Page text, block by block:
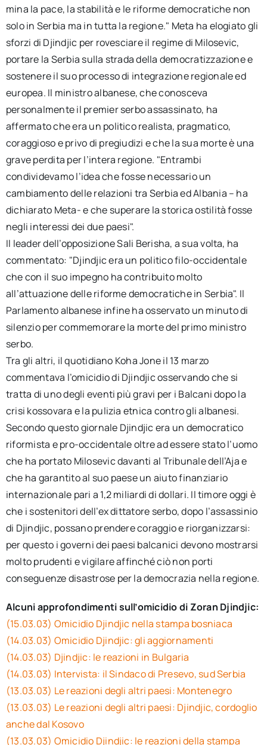
mina la pace, la stabilità e le riforme democratiche non
solo in Serbia ma in tutta la regione." Meta ha elogiato gli
sforzi di Djindjic per rovesciare il regime di Milosevic,
portare la Serbia sulla strada della democratizzazione e
sostenere il suo processo di integrazione regionale ed
europea. Il ministro albanese, che conosceva
personalmente il premier serbo assassinato, ha
affermato che era un politico realista, pragmatico,
coraggioso e privo di pregiudizi e che la sua morte è una
grave perdita per l’intera regione. "Entrambi
condividevamo l’idea che fosse necessario un
cambiamento delle relazioni tra Serbia ed Albania – ha
dichiarato Meta- e che superare la storica ostilità fosse
negli interessi dei due paesi".
Il leader dell’opposizione Sali Berisha, a sua volta, ha
commentato: "Djindjic era un politico filo-occidentale
che con il suo impegno ha contribuito molto
all’attuazione delle riforme democratiche in Serbia". Il
Parlamento albanese infine ha osservato un minuto di
silenzio per commemorare la morte del primo ministro
serbo.
Tra gli altri, il quotidiano Koha Jone il 13 marzo
commentava l’omicidio di Djindjic osservando che si
tratta di uno degli eventi più gravi per i Balcani dopo la
crisi kossovara e la pulizia etnica contro gli albanesi.
Secondo questo giornale Djindjic era un democratico
riformista e pro-occidentale oltre ad essere stato l’uomo
che ha portato Milosevic davanti al Tribunale dell’Aja e
che ha garantito al suo paese un aiuto finanziario
internazionale pari a 1,2 miliardi di dollari. Il timore oggi è
che i sostenitori dell’ex dittatore serbo, dopo l’assassinio
di Djindjic, possano prendere coraggio e riorganizzarsi:
per questo i governi dei paesi balcanici devono mostrarsi
molto prudenti e vigilare affinché ciò non porti
conseguenze disastrose per la democrazia nella regione.
Alcuni approfondimenti sull’omicidio di Zoran Djindjic:
(15.03.03) Omicidio Djindjic nella stampa bosniaca
(14.03.03) Omicidio Djindjic: gli aggiornamenti
(14.03.03) Djindjic: le reazioni in Bulgaria
(14.03.03) Intervista: il Sindaco di Presevo, sud Serbia
(13.03.03) Le reazioni degli altri paesi: Montenegro
(13.03.03) Le reazioni degli altri paesi: Djindjic, cordoglio
anche dal Kosovo
(13.03.03) Omicidio Djindjic: le reazioni della stampa